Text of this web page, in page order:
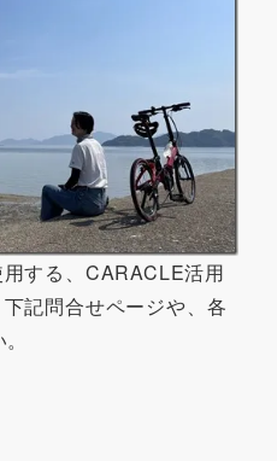
する、CARACLE活用
記問合せページや、各